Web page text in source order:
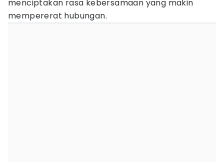
menciptakan rasa kebersamaan yang makin
mempererat hubungan.